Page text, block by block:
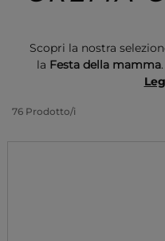
Scopri la nostra
la Festa della mamma
offrono un tocco di
bellezza e relax,
76 Prodotto/i